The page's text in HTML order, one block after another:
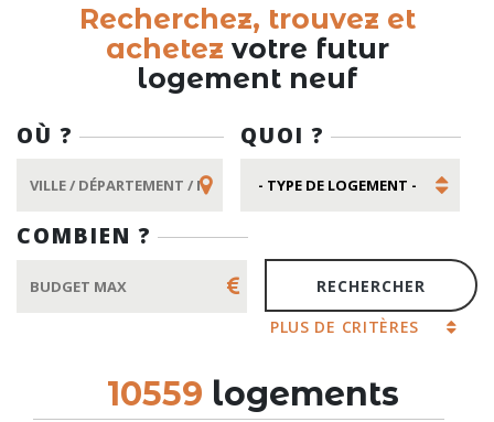
Recherchez, trouvez et
achetez votre futur
logement neuf
OÙ ? QUOI ?
COMBIEN ?
PLUS DE CRITÈRES
10559 logements